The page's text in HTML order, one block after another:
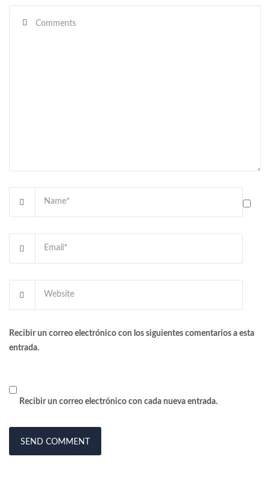
Recibir un correo electrónico con los siguientes comentarios a esta
entrada.
Recibir un correo electrónico con cada nueva entrada.